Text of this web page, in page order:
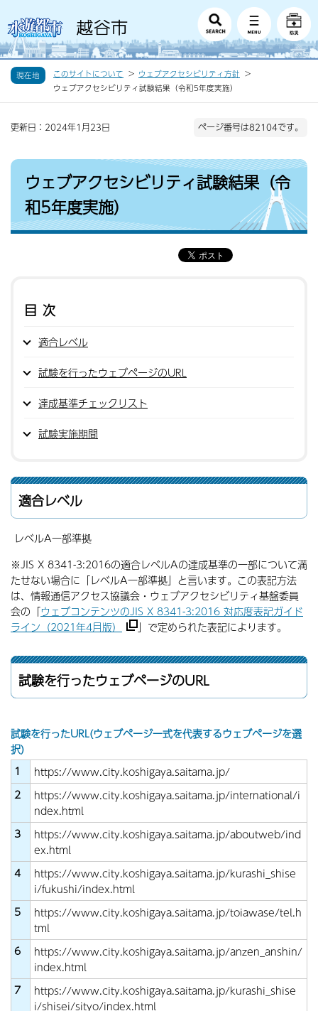
現在地 このサイトについて
ウェブアクセシビリティ方針
ウェブアクセシビリティ試験結果（令和5年度実施）
更新日：2024年1月23日 ページ番号は82104です。
ウェブアクセシビリティ試験結果（令
和5年度実施）
目次
適合レベル
試験を行ったウェブページのURL
達成基準チェックリスト
試験実施期間
適合レベル
レベルA一部準拠
※JIS X 8341-3:2016の適合レベルAの達成基準の一部について満
たせない場合に「レベルA一部準拠」と言います。この表記方法
は、情報通信アクセス協議会・ウェブアクセシビリティ基盤委員
会の「ウェブコンテンツのJIS X 8341-3:2016 対応度表記ガイド
ライン（2021年4月版）
」で定められた表記によります。
試験を行ったウェブページのURL
試験を行ったURL(ウェブページ一式を代表するウェブページを選
択)
1
https://www.city.koshigaya.saitama.jp/
2
https://www.city.koshigaya.saitama.jp/international/i
ndex.html
3
https://www.city.koshigaya.saitama.jp/aboutweb/ind
ex.html
4
https://www.city.koshigaya.saitama.jp/kurashi_shise
i/fukushi/index.html
5
https://www.city.koshigaya.saitama.jp/toiawase/tel.h
tml
6
https://www.city.koshigaya.saitama.jp/anzen_anshin/
index.html
7
https://www.city.koshigaya.saitama.jp/kurashi_shise
i/shisei/sityo/index.html